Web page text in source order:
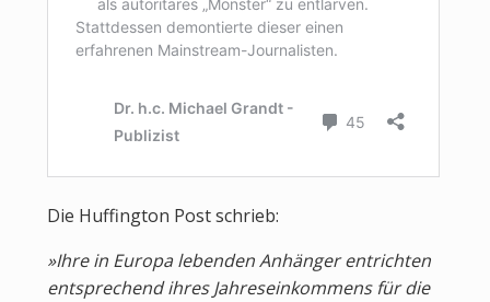
Die Huffington Post schrieb:
»Ihre in Europa lebenden Anhänger entrichten
entsprechend ihres Jahreseinkommens für die